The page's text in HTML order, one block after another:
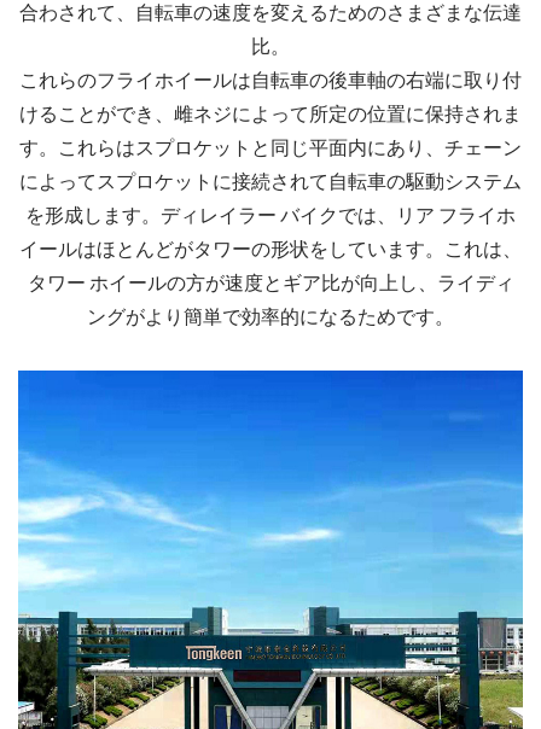
合わされて、自転車の速度を変えるためのさまざまな伝達
比。
これらのフライホイールは自転車の後車軸の右端に取り付
けることができ、雌ネジによって所定の位置に保持されま
す。これらはスプロケットと同じ平面内にあり、チェーン
によってスプロケットに接続されて自転車の駆動システム
を形成します。ディレイラー バイクでは、リア フライホ
イールはほとんどがタワーの形状をしています。これは、
タワー ホイールの方が速度とギア比が向上し、ライディ
ングがより簡単で効率的になるためです。